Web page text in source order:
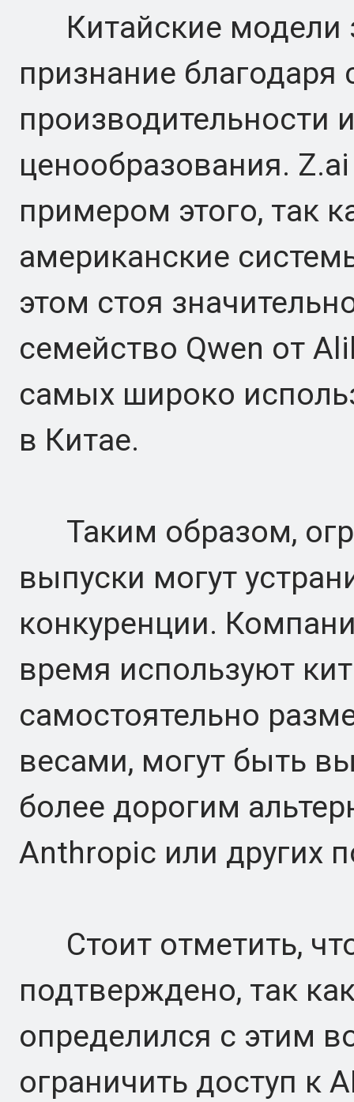
Китайские модели
признание
производительности
ценообразования.
примером этого, так
американские
этом стоя
семейство Qwen от
самых широко
в Китае.
Таким образом,
выпуски могут
конкуренции.
время используют
самостоятельно
весами, могут быть
более дорогим
Anthropic или других
Стоит отметить,
подтверждено, так
определился с этим
ограничить доступ к